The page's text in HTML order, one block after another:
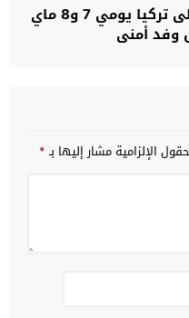
“حموشي” يقوم بزيارة عمل إلى تركيا يومي 7 و8 ماي
وفد أمني
الإلزامية مشار إليها بـ*